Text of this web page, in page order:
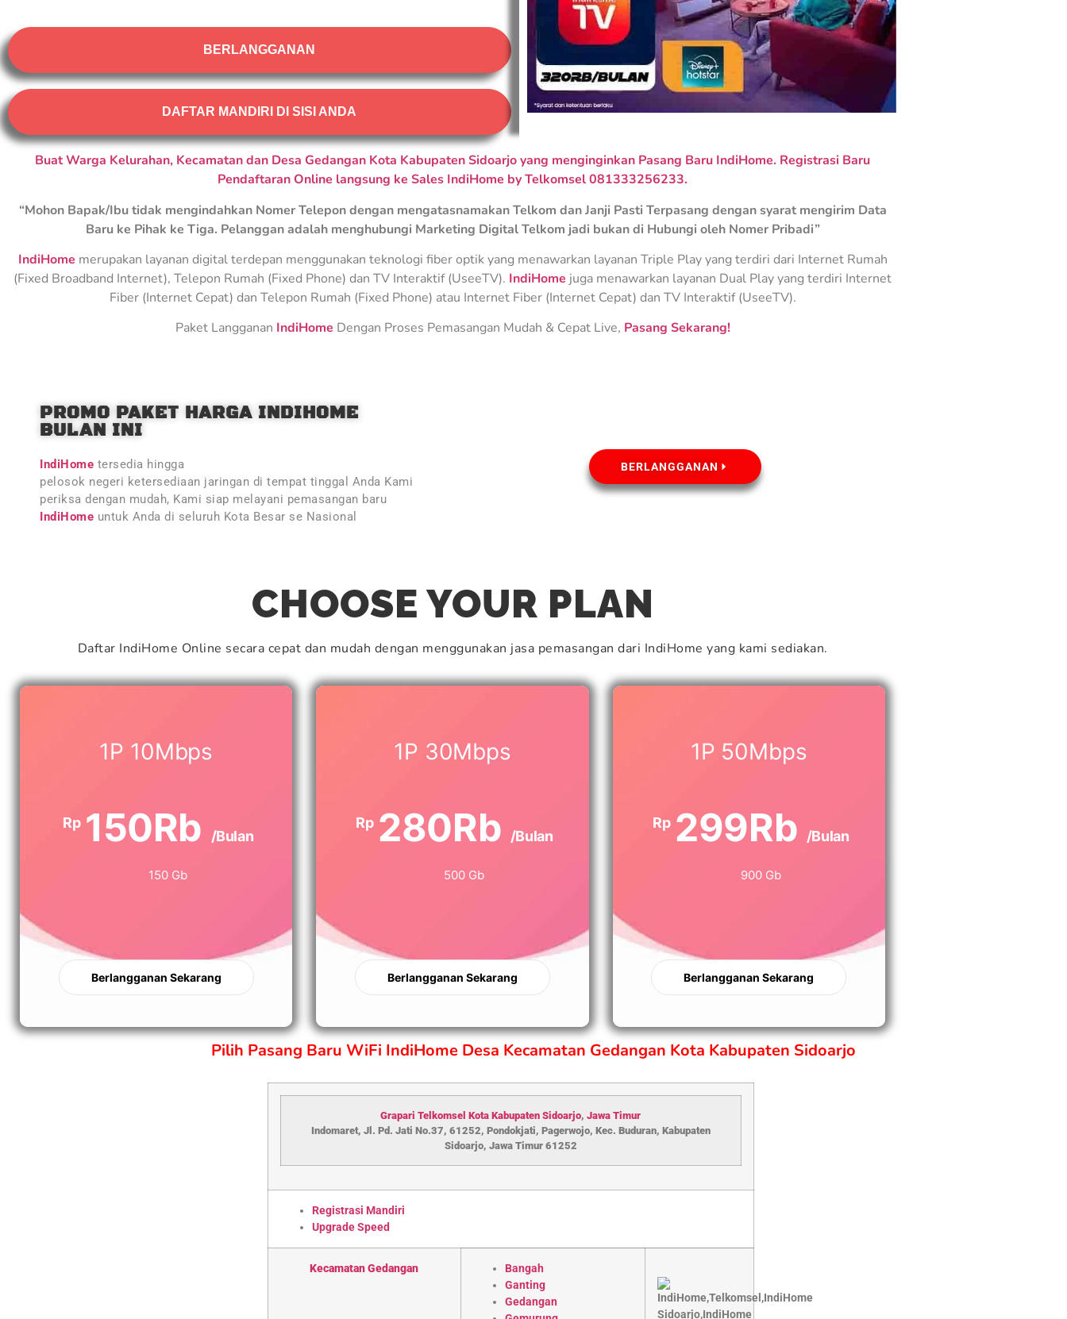
BERLANGGANAN
DAFTAR MANDIRI DI SISI ANDA
Buat Warga Kelurahan, Kecamatan dan Desa Gedangan Kota Kabupaten Sidoarjo yang menginginkan Pasang Baru IndiHome. Registrasi Baru
Pendaftaran Online langsung ke Sales IndiHome by Telkomsel 081333256233.
“Mohon Bapak/Ibu tidak mengindahkan Nomer Telepon dengan mengatasnamakan Telkom dan Janji Pasti Terpasang dengan syarat mengirim Data
Baru ke Pihak ke Tiga. Pelanggan adalah menghubungi Marketing Digital Telkom jadi bukan di Hubungi oleh Nomer Pribadi”
IndiHome merupakan layanan digital terdepan menggunakan teknologi fiber optik yang menawarkan layanan Triple Play yang terdiri dari Internet Rumah
(Fixed Broadband Internet), Telepon Rumah (Fixed Phone) dan TV Interaktif (UseeTV). IndiHome juga menawarkan layanan Dual Play yang terdiri Internet
Fiber (Internet Cepat) dan Telepon Rumah (Fixed Phone) atau Internet Fiber (Internet Cepat) dan TV Interaktif (UseeTV).
Paket Langganan IndiHome Dengan Proses Pemasangan Mudah & Cepat Live, Pasang Sekarang!
PROMO PAKET HARGA INDIHOME
BULAN INI
IndiHome tersedia hingga
pelosok negeri ketersediaan jaringan di tempat tinggal Anda Kami
periksa dengan mudah, Kami siap melayani pemasangan baru
IndiHome untuk Anda di seluruh Kota Besar se Nasional
BERLANGGANAN
CHOOSE YOUR PLAN
Daftar IndiHome Online secara cepat dan mudah dengan menggunakan jasa pemasangan dari IndiHome yang kami sediakan.
1P 10Mbps
Rp 150Rb /Bulan
150 Gb
Berlangganan Sekarang
1P 30Mbps
Rp 280Rb /Bulan
500 Gb
Berlangganan Sekarang
1P 50Mbps
Rp 299Rb /Bulan
900 Gb
Berlangganan Sekarang
Pilih Pasang Baru WiFi IndiHome Desa Kecamatan Gedangan Kota Kabupaten Sidoarjo
Grapari Telkomsel Kota Kabupaten Sidoarjo, Jawa Timur
Indomaret, Jl. Pd. Jati No.37, 61252, Pondokjati, Pagerwojo, Kec. Buduran, Kabupaten
Sidoarjo, Jawa Timur 61252
Registrasi Mandiri
Upgrade Speed
Kecamatan Gedangan
Bangah
Ganting
Gedangan